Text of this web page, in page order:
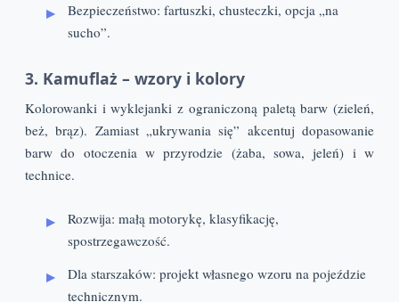
Bezpieczeństwo: fartuszki, chusteczki, opcja „na
sucho”.
3. Kamuflaż – wzory i kolory
Kolorowanki i wyklejanki z ograniczoną paletą barw (zieleń,
beż, brąz). Zamiast „ukrywania się” akcentuj dopasowanie
barw do otoczenia w przyrodzie (żaba, sowa, jeleń) i w
technice.
Rozwija: małą motorykę, klasyfikację,
spostrzegawczość.
Dla starszaków: projekt własnego wzoru na pojeździe
technicznym.